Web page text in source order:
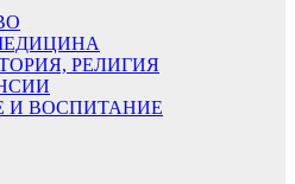
РЕЛИГИЯ
И ВОСПИТАНИЕ